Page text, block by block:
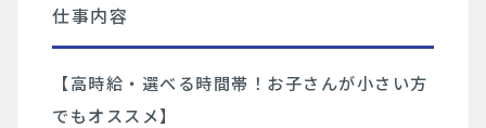
仕事内容
【高時給・選べる時間帯！お子さんが小さい方
でもオススメ】